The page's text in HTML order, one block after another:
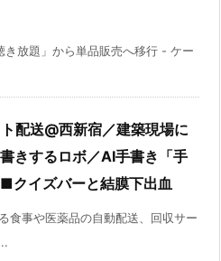
放題」から単品販売へ移行 - ケー
配送@西新宿／建築現場に
きするロボ／AI手書き「手
クイズバーと結膜下出血
食事や医薬品の自動配送、回収サー